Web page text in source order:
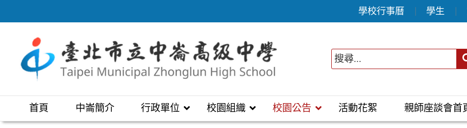
至
區
學校行事曆 學生
首頁 中崙簡介 行政單位 校園組織 校園公告 活動花絮 親師座談會首